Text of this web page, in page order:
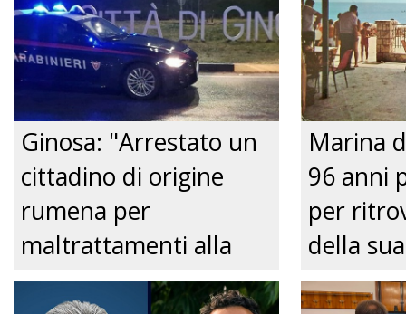
Ginosa: "Arrestato un
cittadino di origine
rumena per
maltrattamenti alla
convivente." Just tv
Marina
96 anni
per
della